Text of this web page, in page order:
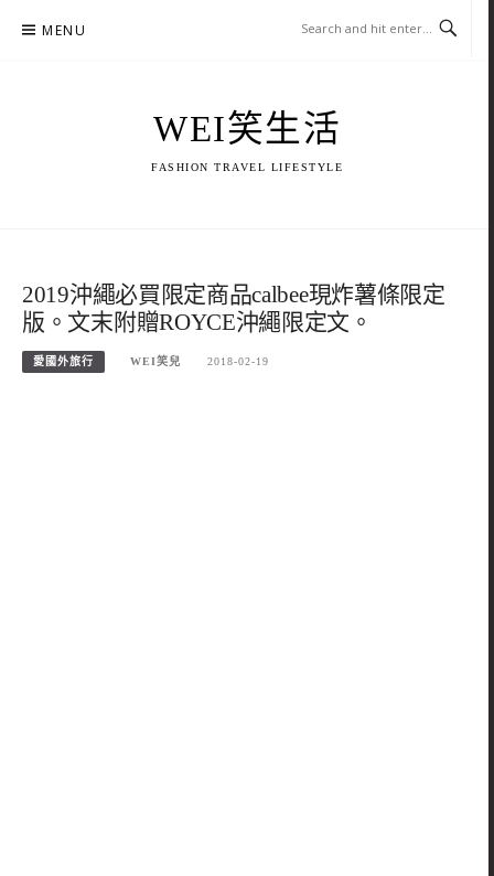
MENU
WEI笑生活
FASHION TRAVEL LIFESTYLE
2019沖繩必買限定商品calbee現炸薯條限定
版。文末附贈ROYCE沖繩限定文。
愛國外旅行 WEI笑兒 2018-02-19